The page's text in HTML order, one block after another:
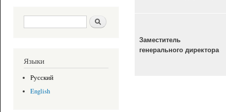
Форма поиска Поиск
Языки
Русский
English
Заместитель
генерального директора